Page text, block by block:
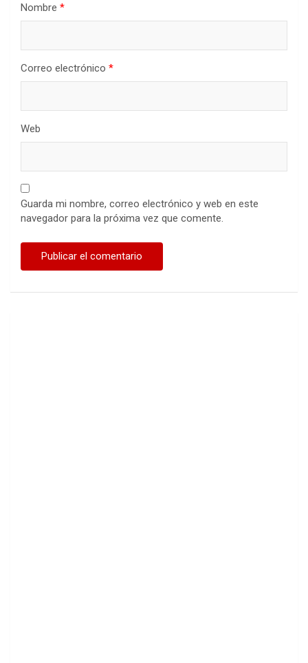
Nombre *
Correo electrónico *
Web
Guarda mi nombre, correo electrónico y web en este
navegador para la próxima vez que comente.